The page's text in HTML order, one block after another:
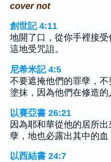
cover not
創世記 4:11
地開了口，從你手裡接
這地受咒詛。
尼希米記 4:5
不要遮掩他們的罪孽，
塗抹，因為他們在修造的
以賽亞書 26:21
因為耶和華從他的居所
孽，地也必露出其中的血
以西結書 24:7